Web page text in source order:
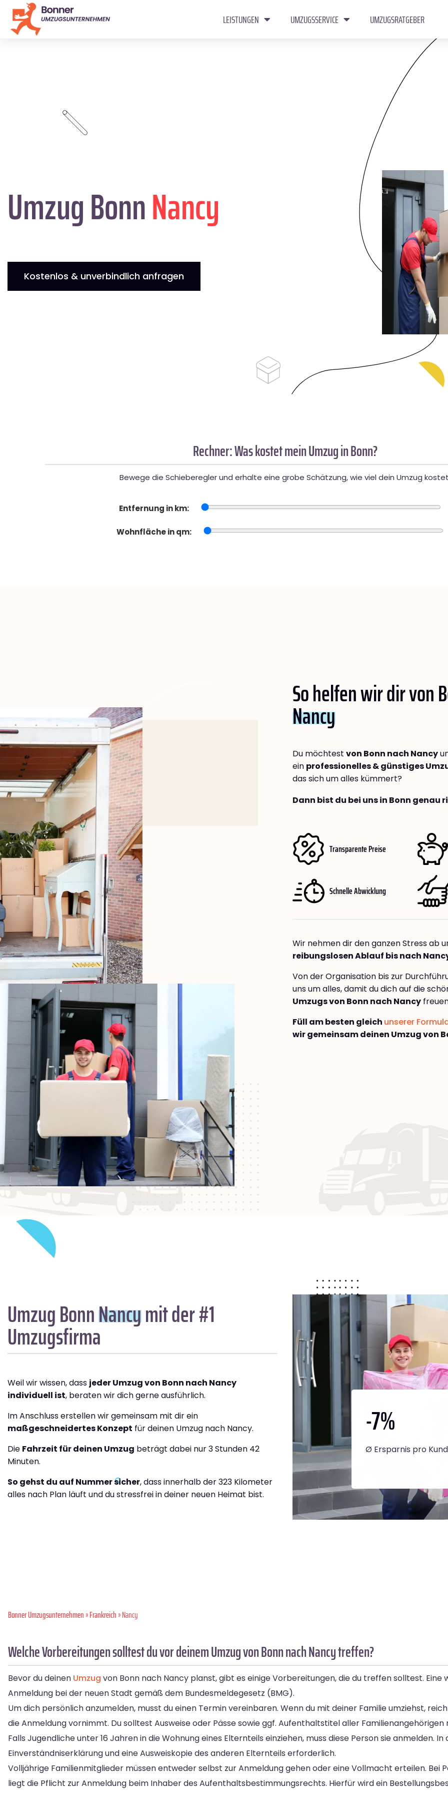
LEISTUNGEN UMZUGSSERVICE UMZUGSRATGEBER
Umzug BonnNancy
Kostenlos & unverbindlich anfragen
Rechner: Was kostet mein Umzug in Bonn?
Bewege die Schieberegler und erhalte eine grobe Schätzung, wie viel dein Umzug
Entfernung in km:
Wohnfläche in qm:
So helfen wir dir von
Nancy
Du möchtest von Bonn nach Nancy
ein professionelles & günstiges
das sich um alles kümmert?
Dann bist du bei uns in Bonn genau
Transparente Preise
Schnelle Abwicklung
Wir nehmen dir den ganzen Stress ab
reibungslosen Ablauf bis nach
Von der Organisation bis zur
uns um alles, damit du dich auf die
Umzugs von Bonn nach Nancy
Füll am besten gleich unserer
wir gemeinsam deinen Umzug von
Umzug BonnNancymit der #1
Umzugsfirma
Weil wir wissen, dass jeder Umzug von Bonn nach Nancy
individuell ist, beraten wir dich gerne ausführlich.
Im Anschluss erstellen wir gemeinsam mit dir ein
maßgeschneidertes Konzept für deinen Umzug nach Nancy.
Die Fahrzeit für deinen Umzug beträgt dabei nur 3 Stunden 42
Minuten.
So gehst du auf Nummer sicher, dass innerhalb der 323 Kilometer
alles nach Plan läuft und du stressfrei in deiner neuen Heimat bist.
-7%
Ø Ersparnis pro
Bonner Umzugsunternehmen»Frankreich» Nancy
Welche Vorbereitungen solltest du vor deinem Umzug von Bonn nach Nancy treffen?
Bevor du deinen Umzug von Bonn nach Nancy planst, gibt es einige Vorbereitungen, die du treffen solltest. Eine
Anmeldung bei der neuen Stadt gemäß dem Bundesmeldegesetz (BMG).
Um dich persönlich anzumelden, musst du einen Termin vereinbaren. Wenn du mit deiner Familie umziehst,
die Anmeldung vornimmt. Du solltest Ausweise oder Pässe sowie ggf. Aufenthaltstitel aller Familienangehörigen
Falls Jugendliche unter 16 Jahren in die Wohnung eines Elternteils einziehen, muss diese Person sie anmelden. In
Einverständniserklärung und eine Ausweiskopie des anderen Elternteils erforderlich.
Volljährige Familienmitglieder müssen entweder selbst zur Anmeldung gehen oder eine Vollmacht erteilen. Bei
liegt die Pflicht zur Anmeldung beim Inhaber des Aufenthaltsbestimmungsrechts. Hierfür wird ein